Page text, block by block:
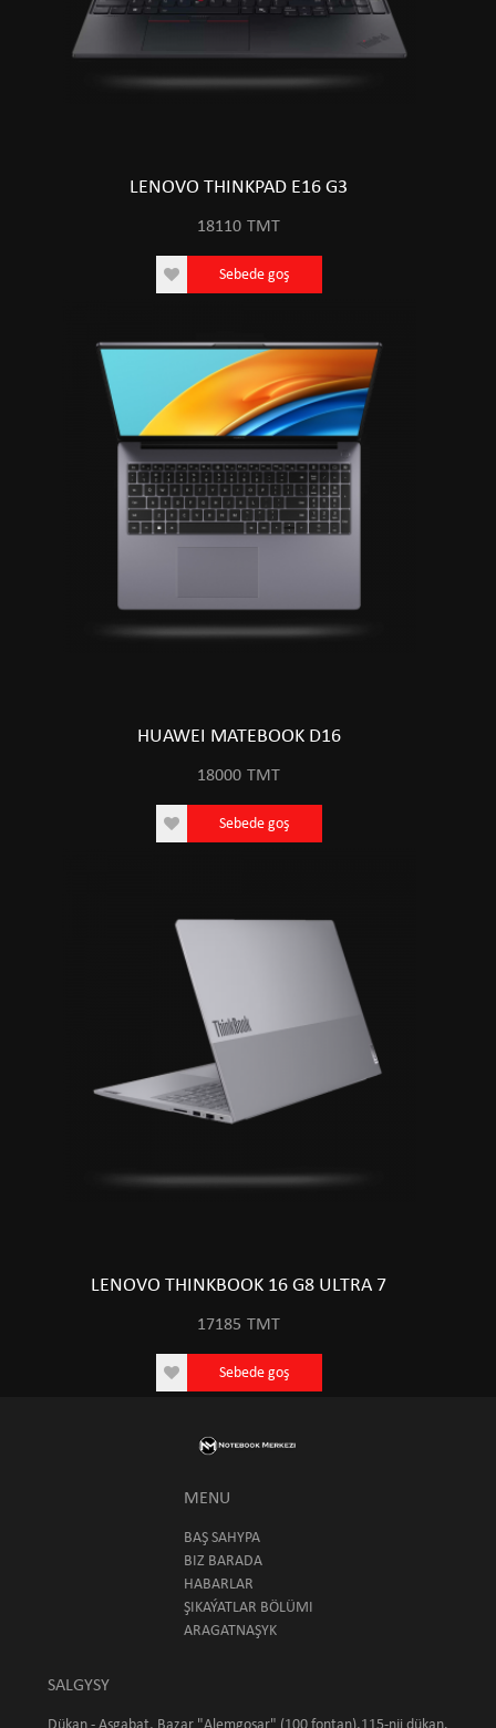
LENOVO THINKPAD E16 G3
18110 TMT
Sebede goş
HUAWEI MATEBOOK D16
18000 TMT
Sebede goş
LENOVO THINKBOOK 16 G8 ULTRA 7
17185 TMT
Sebede goş
MENU
BAŞ SAHYPA
BIZ BARADA
HABARLAR
ŞIKAÝATLAR BÖLÜMI
ARAGATNAŞYK
SALGYSY